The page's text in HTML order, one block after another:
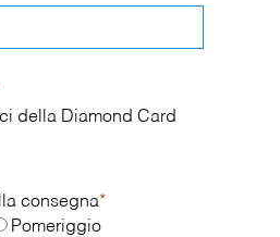
della Diamond Card
consegna*
Pomeriggio